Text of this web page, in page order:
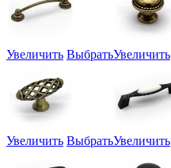
Увеличить ВыбратьУвеличить
Увеличить ВыбратьУвеличить